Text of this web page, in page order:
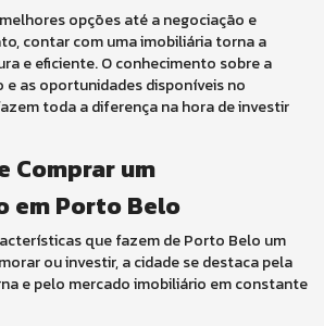
opções até a negociação e
contar com uma imobiliária torna a
e eficiente. O conhecimento sobre a
as oportunidades disponíveis no
toda a diferença na hora de investir
Comprar um
em Porto Belo
que fazem de Porto Belo um
ou investir, a cidade se destaca pela
e pelo mercado imobiliário em constante